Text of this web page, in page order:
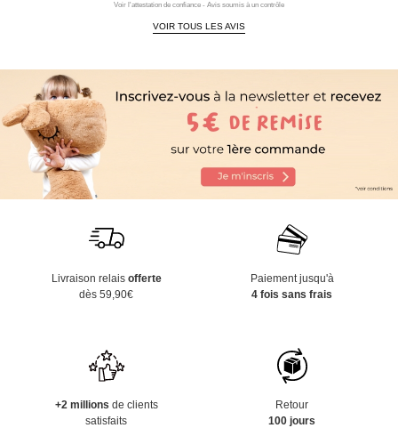
Voir l'attestation de confiance - Avis soumis à un contrôle
VOIR TOUS LES AVIS
Livraison relais offerte
dès 59,90€
Paiement jusqu'à
4 fois sans frais
+2 millions de clients
satisfaits
Retour
100 jours